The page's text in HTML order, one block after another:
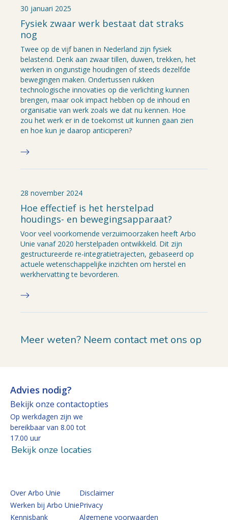
30 januari 2025
Fysiek zwaar werk bestaat dat straks
nog
Twee op de vijf banen in Nederland zijn fysiek
belastend. Denk aan zwaar tillen, duwen, trekken, het
werken in ongunstige houdingen of steeds dezelfde
bewegingen maken. Ondertussen rukken
technologische innovaties op die verlichting kunnen
brengen, maar ook impact hebben op de inhoud en
organisatie van werk zoals we dat nu kennen. Hoe
zou het werk er in de toekomst uit kunnen gaan zien
en hoe kun je daarop anticiperen?
28 november 2024
Hoe effectief is het herstelpad
houdings- en bewegingsapparaat?
Voor veel voorkomende verzuimoorzaken heeft Arbo
Unie vanaf 2020 herstelpaden ontwikkeld. Dit zijn
gestructureerde re-integratietrajecten, gebaseerd op
actuele wetenschappelijke inzichten om herstel en
werkhervatting te bevorderen.
Meer weten? Neem contact met ons op
Advies nodig?
Bekijk onze contactopties
Op werkdagen zijn we
bereikbaar van 8.00 tot
17.00 uur
Bekijk onze locaties
Over Arbo Unie
Werken bij Arbo Unie
Kennisbank
Disclaimer
Privacy
Algemene voorwaarden